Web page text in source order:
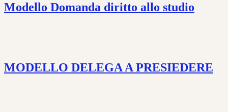
Modello Domanda diritto allo studio
MODELLO DELEGA A PRESIEDERE